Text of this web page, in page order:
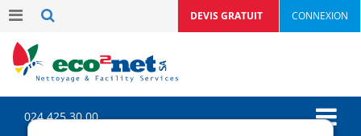
CONNEXION
DEVIS GRATUIT
024 425 30 00